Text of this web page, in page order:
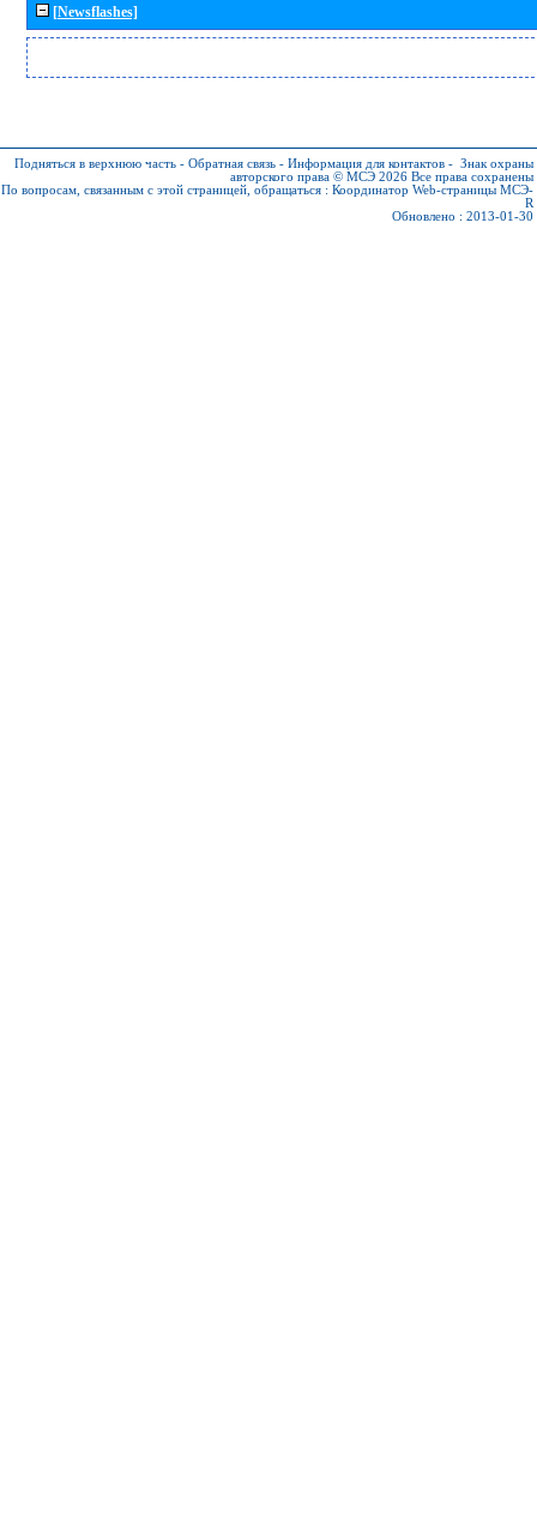
[Newsflashes]
Подняться в верхнюю часть - Обратная связь - Информация для контактов - Знак охраны
авторского права © МСЭ 2026 Все права сохранены
По вопросам, связанным с этой страницей, обращаться : Координатор Web-страницы МСЭ-
R
Обновлено : 2013-01-30